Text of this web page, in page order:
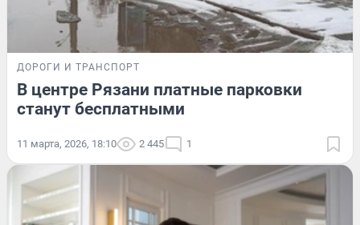
ДОРОГИ И ТРАНСПОРТ
В центре Рязани платные парковки
станут бесплатными
11 марта, 2026, 18:10 2 445 1